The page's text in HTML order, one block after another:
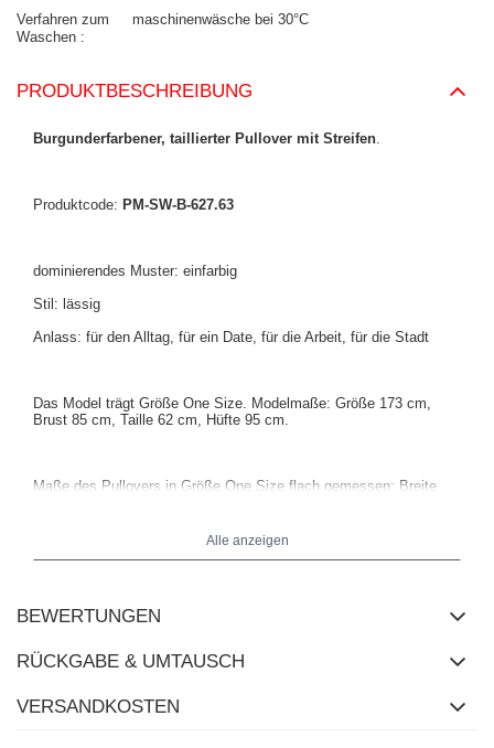
Verfahren zum
Waschen
maschinenwäsche bei 30°C
PRODUKTBESCHREIBUNG
Burgunderfarbener, taillierter Pullover mit Streifen
Produktcode: PM-SW-B-627.63
dominierendes Muster: einfarbig
Stil: lässig
Anlass: für den Alltag, für ein Date, für die Arbeit, für die Stadt
Das Model trägt Größe One Size. Modelmaße: Größe 173 cm,
Brust 85 cm, Taille 62 cm, Hüfte 95 cm
Maße des Pullovers in Größe One Size flach gemessen: Breite
Alle anzeigen
BEWERTUNGEN
RÜCKGABE & UMTAUSCH
VERSANDKOSTEN